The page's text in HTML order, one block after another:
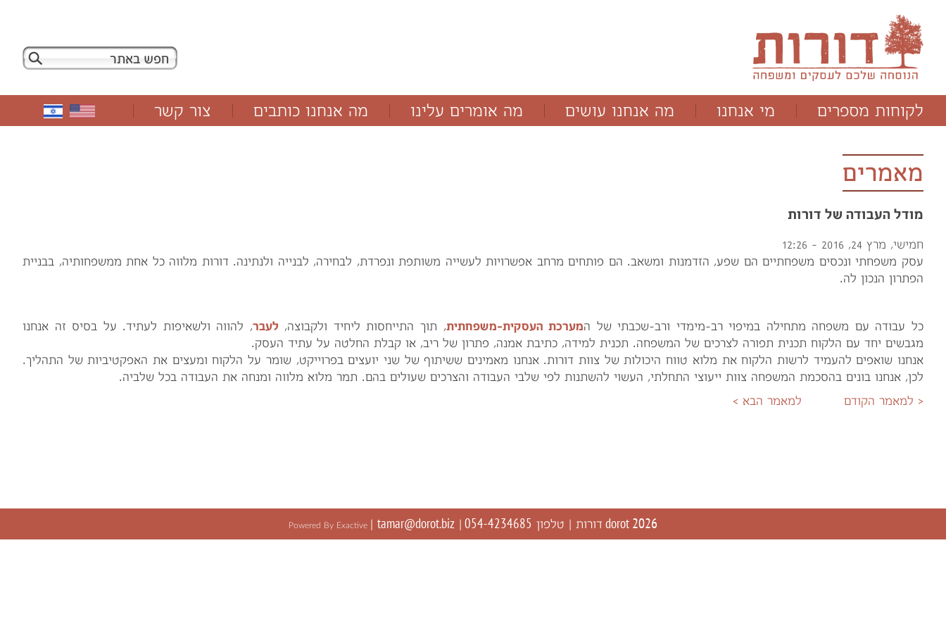
לקוחות מספרים מי אנחנו מה אנחנו עושים מה אומרים עלינו מה אנחנו כותבים צור קשר
מאמרים
מודל העבודה של דורות
חמישי, מרץ 24, 2016 - 12:26
עסק משפחתי ונכסים משפחתיים הם שפע, הזדמנות ומשאב. הם פותחים מרחב אפשרויות לעשייה משותפת ונפרדת, לבחירה, לבנייה ולנתינה. דורות מלווה כל אחת ממשפחותיה, בבניית
הפתרון הנכון לה.
כל עבודה עם משפחה מתחילה במיפוי רב-מימדי ורב-שכבתי של המערכת העסקית-משפחתית, תוך התייחסות ליחיד ולקבוצה, לעבר, להווה ולשאיפות לעתיד. על בסיס זה אנחנו
מגבשים יחד עם הלקוח תכנית תפורה לצרכים של המשפחה. תכנית למידה, כתיבת אמנה, פתרון של ריב, או קבלת החלטה על עתיד העסק.
אנחנו שואפים להעמיד לרשות הלקוח את מלוא טווח היכולות של צוות דורות. אנחנו מאמינים ששיתוף של שני יועצים בפרוייקט, שומר על הלקוח ומעצים את האפקטיביות של התהליך.
לכן, אנחנו בונים בהסכמת המשפחה צוות ייעוצי התחלתי, העשוי להשתנות לפי שלבי העבודה והצרכים שעולים בהם. תמר מלוא מלווה ומנחה את העבודה בכל שלביה.
< למאמר הקודם
למאמר הבא >
dorot 2026 דורות | טלפון 054-4234685
|
Powered By Exactive | tamar@dorot.biz